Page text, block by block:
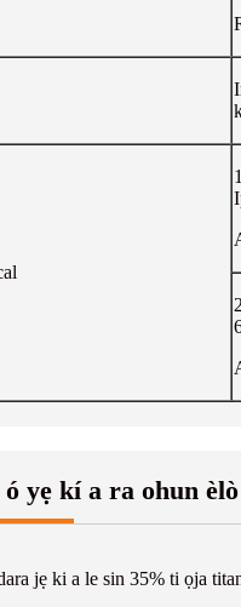
yẹ kí a ra ohun
jẹ ki a le sin 35% ti ọja